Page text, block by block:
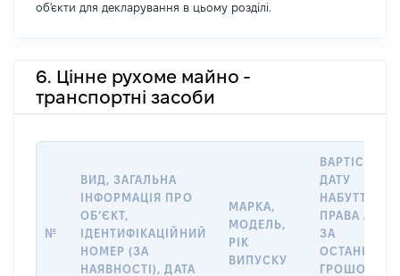
об'єкти для декларування в цьому розділі.
6. Цінне рухоме майно -
транспортні засоби
№
ВИД, ЗАГАЛЬНА
ІНФОРМАЦІЯ ПРО
ОБʼЄКТ,
ІДЕНТИФІКАЦІЙНИЙ
НОМЕР (ЗА
НАЯВНОСТІ), ДАТА
МАРКА,
МОДЕЛЬ,
РІК
ВИПУСКУ
ВАРТІСТЬ НА
ДАТУ
НАБУТТЯ
ПРАВА АБО
ЗА
ГРОШОВОЮ